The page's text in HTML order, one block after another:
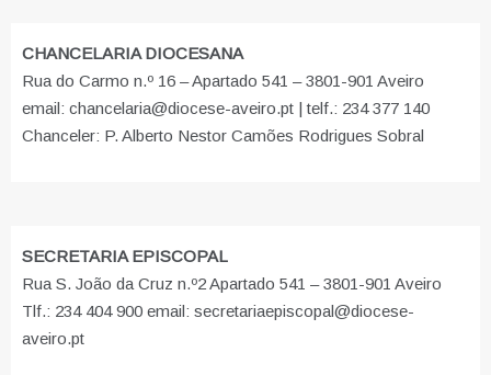
CHANCELARIA DIOCESANA
Rua do Carmo n.º 16 – Apartado 541 – 3801-901 Aveiro
email: chancelaria@diocese-aveiro.pt | telf.: 234 377 140
Chanceler: P. Alberto Nestor Camões Rodrigues Sobral
SECRETARIA EPISCOPAL
Rua S. João da Cruz n.º2 Apartado 541 – 3801-901 Aveiro
Tlf.: 234 404 900 email: secretariaepiscopal@diocese-
aveiro.pt